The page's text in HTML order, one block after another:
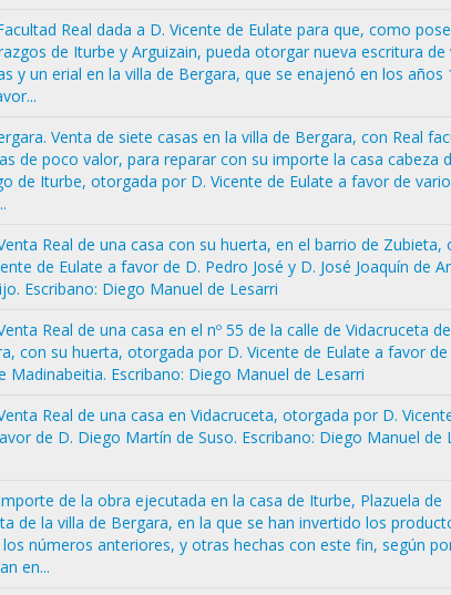
Real dada a D. Vicente de Eulate para que, como
de Iturbe y Arguizain, pueda otorgar nueva escritura de
y un erial en la villa de Bergara, que se enajenó en los años
Venta de siete casas en la villa de Bergara, con Real
de poco valor, para reparar con su importe la casa cabeza
de Iturbe, otorgada por D. Vicente de Eulate a favor de
Real de una casa con su huerta, en el barrio de Zubieta,
de Eulate a favor de D. Pedro José y D. José Joaquín de
Escribano: Diego Manuel de Lesarri
Real de una casa en el nº 55 de la calle de Vidacruceta
con su huerta, otorgada por D. Vicente de Eulate a favor de
Madinabeitia. Escribano: Diego Manuel de Lesarri
Real de una casa en Vidacruceta, otorgada por D.
de D. Diego Martín de Suso. Escribano: Diego Manuel de
de la obra ejecutada en la casa de Iturbe, Plazuela de
de la villa de Bergara, en la que se han invertido los
números anteriores, y otras hechas con este fin, según
en...